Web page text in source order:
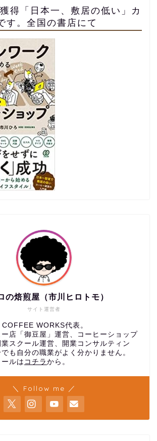
得「日本一、敷居の低い」カ
す。全国の書店にて
サイト運営者
の焙煎屋（市川ヒロトモ）
COFFEE WORKS代表。
店「御豆屋」運営、コーヒーショップ
スクール運営、開業コンサルティン
も自分の職業がよく分かりません。
ルは コチラ から。
＼ Follow me ／